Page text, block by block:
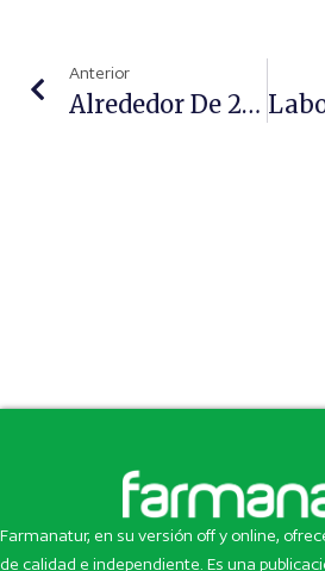
Anterior
Alrededor De 200 Fármacos Pueden Provocar Reacciones Adversas Tras La Exposición Al Sol
Farmanatur, en su versión off y online,
de calidad e independiente. Es una